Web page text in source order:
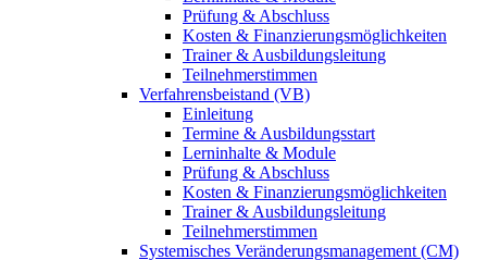
Prüfung & Abschluss
Kosten & Finanzierungsmöglichkeiten
Trainer & Ausbildungsleitung
Teilnehmerstimmen
Verfahrensbeistand (VB)
Einleitung
Termine & Ausbildungsstart
Lerninhalte & Module
Prüfung & Abschluss
Kosten & Finanzierungsmöglichkeiten
Trainer & Ausbildungsleitung
Teilnehmerstimmen
Systemisches Veränderungsmanagement (CM)